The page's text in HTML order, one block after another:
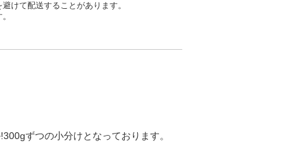
けて配送することがあります。
ずつの小分けとなっております。